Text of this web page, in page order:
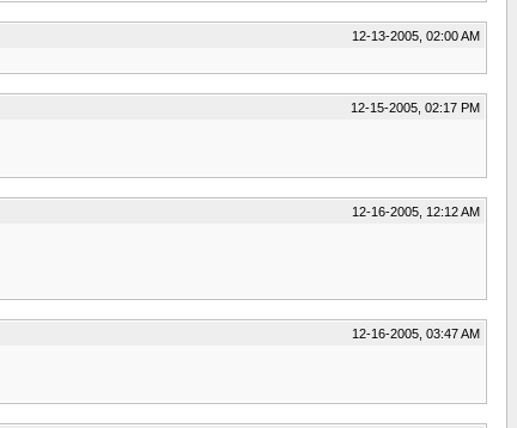
12-13-2005, 02:00 AM
12-15-2005, 02:17 PM
12-16-2005, 12:12 AM
12-16-2005, 03:47 AM